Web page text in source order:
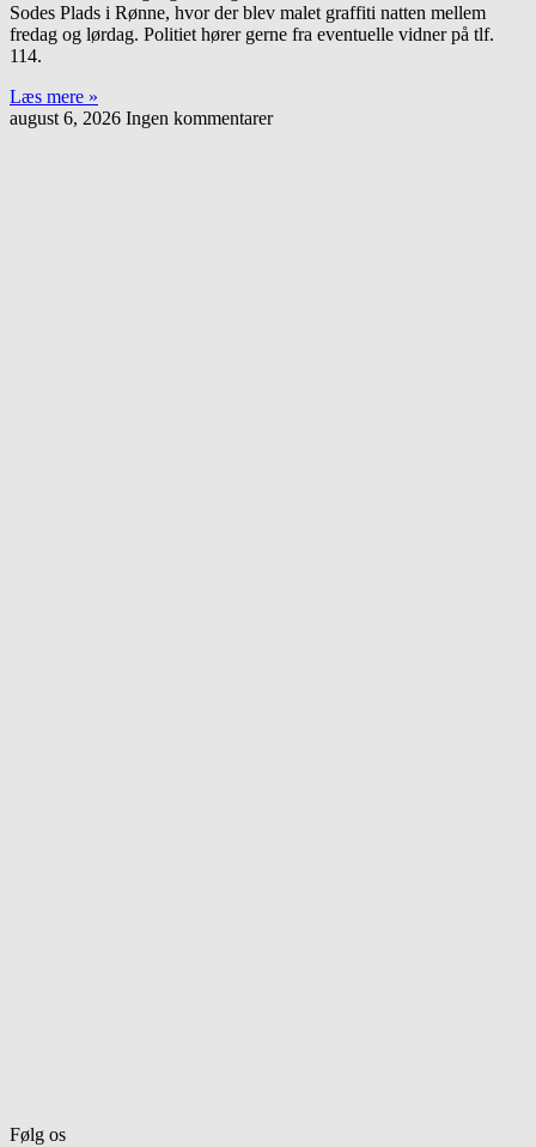
Sodes Plads i Rønne, hvor der blev malet graffiti natten mellem
fredag og lørdag. Politiet hører gerne fra eventuelle vidner på tlf.
114.
Læs mere »
august 6, 2026 Ingen kommentarer
Følg os